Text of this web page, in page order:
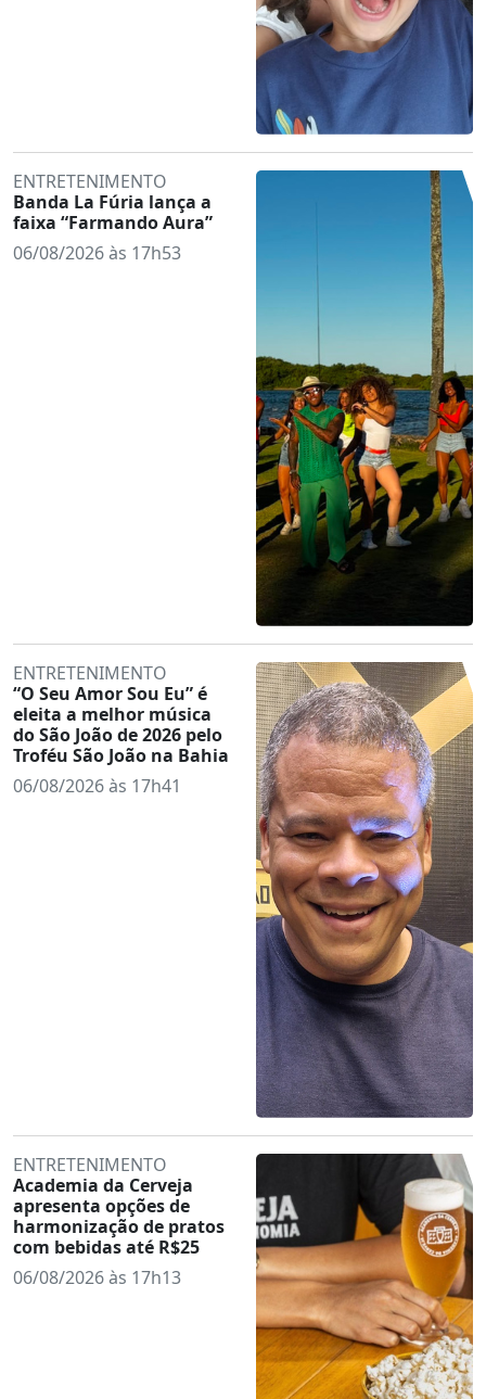
ENTRETENIMENTO
Banda La Fúria lança a
faixa “Farmando Aura”
06/08/2026 às 17h53
ENTRETENIMENTO
“O Seu Amor Sou Eu” é
eleita a melhor música
do São João de 2026 pelo
Troféu São João na Bahia
06/08/2026 às 17h41
ENTRETENIMENTO
Academia da Cerveja
apresenta opções de
harmonização de pratos
com bebidas até R$25
06/08/2026 às 17h13